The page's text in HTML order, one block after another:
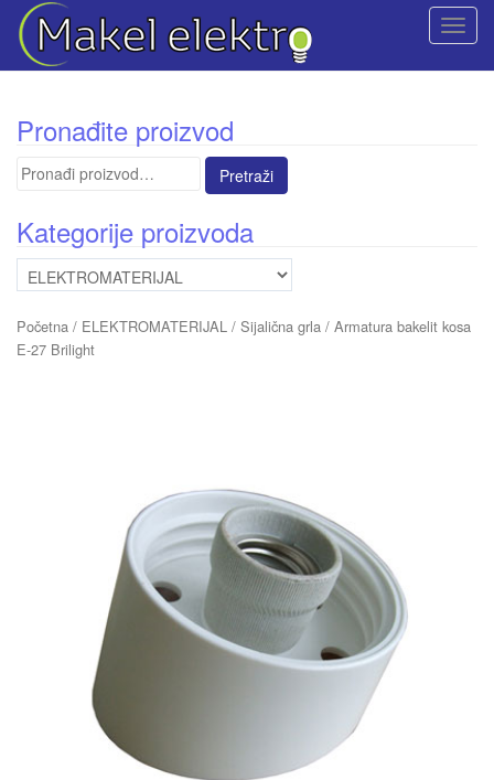
T
t
Pronađite proizvod
Pretraga
Kategorije proizvoda
Početna / ELEKTROMATERIJAL / Sijalična grla / Armatura bakelit kosa
E-27 Brilight